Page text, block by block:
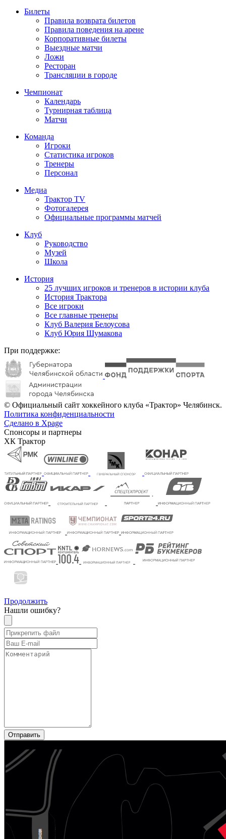
Билеты
Правила возврата билетов
Правила поведения на арене
Корпоративные билеты
Выездные матчи
Ложи
Ресторан
Трансляции в городе
Чемпионат
Календарь
Турнирная таблица
Матчи
Команда
Игроки
Статистика игроков
Тренеры
Персонал
Медиа
Трактор TV
Фотогалерея
Официальные программы матчей
Клуб
Руководство
Музей
Школа
История
25 лучших игроков и тренеров в истории клуба
История Трактора
Все игроки
Все главные тренеры
Клуб Валерия Белоусова
Клуб Юрия Шумакова
При поддержке:
© Официальный сайт хоккейного клуба «Трактор» Челябинск.
Политика конфиденциальности
Сделано в Xpage
Спонсоры и партнеры
ХК Трактор
Продолжить
Нашли ошибку?